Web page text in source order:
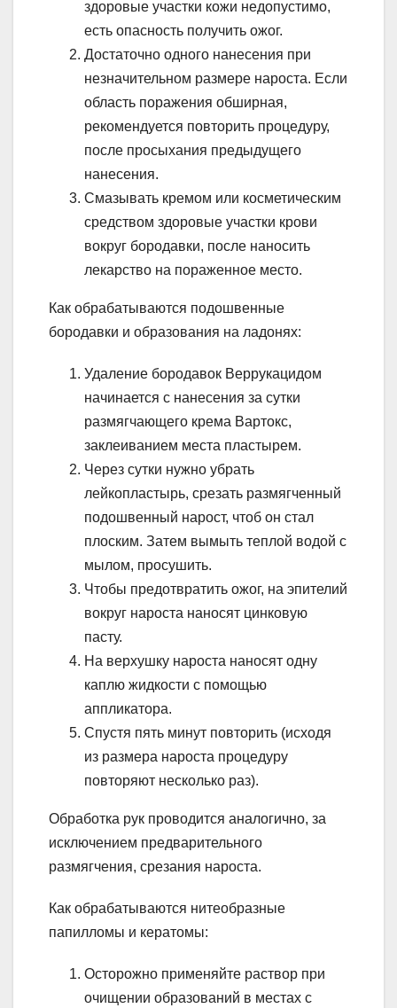
здоровые участки кожи недопустимо,
есть опасность получить ожог.
Достаточно одного нанесения при
незначительном размере нароста. Если
область поражения обширная,
рекомендуется повторить процедуру,
после просыхания предыдущего
нанесения.
Смазывать кремом или косметическим
средством здоровые участки крови
вокруг бородавки, после наносить
лекарство на пораженное место.
Как обрабатываются подошвенные
бородавки и образования на ладонях:
Удаление бородавок Веррукацидом
начинается с нанесения за сутки
размягчающего крема Вартокс,
заклеиванием места пластырем.
Через сутки нужно убрать
лейкопластырь, срезать размягченный
подошвенный нарост, чтоб он стал
плоским. Затем вымыть теплой водой с
мылом, просушить.
Чтобы предотвратить ожог, на эпителий
вокруг нароста наносят цинковую
пасту.
На верхушку нароста наносят одну
каплю жидкости с помощью
аппликатора.
Спустя пять минут повторить (исходя
из размера нароста процедуру
повторяют несколько раз).
Обработка рук проводится аналогично, за
исключением предварительного
размягчения, срезания нароста.
Как обрабатываются нитеобразные
папилломы и кератомы:
Осторожно применяйте раствор при
очищении образований в местах с